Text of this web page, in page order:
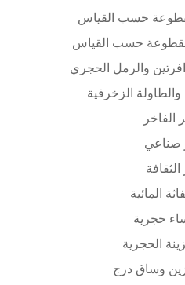
حسب القياس
حسب القياس
والرمل الحجري
الزخرفية
الفاخر
صناعي
المائية
حجرية
الحجرية
وساق درج